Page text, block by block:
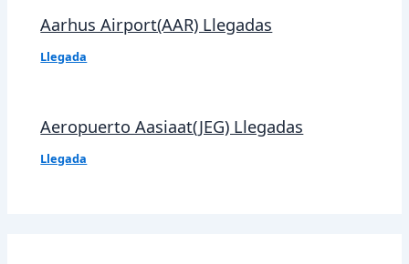
Aarhus Airport(AAR) Llegadas
Llegada
Aeropuerto Aasiaat(JEG) Llegadas
Llegada